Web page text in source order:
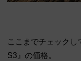
ここまでチェックし
S3』の価格。